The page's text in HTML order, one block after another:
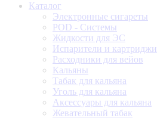
Каталог
Электронные сигареты
POD - Системы
Жидкости для ЭС
Испарители и картриджи
Расходники для вейов
Кальяны
Табак для кальяна
Уголь для кальяна
Аксессуары для кальяна
Жевательный табак